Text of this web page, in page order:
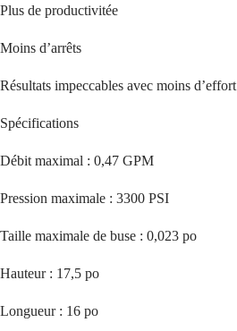
Plus de productivitée
Moins d’arrêts
Résultats impeccables avec moins d’effort
Spécifications
Débit maximal : 0,47 GPM
Pression maximale : 3300 PSI
Taille maximale de buse : 0,023 po
Hauteur : 17,5 po
Longueur : 16 po